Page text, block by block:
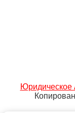
Юридическое